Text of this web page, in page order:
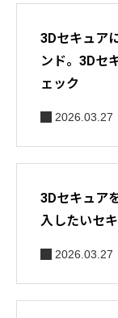
3Dセキュア
ンド。3Dセ
ェック
2026.03.27
3Dセキュア
入したいセ
2026.03.27